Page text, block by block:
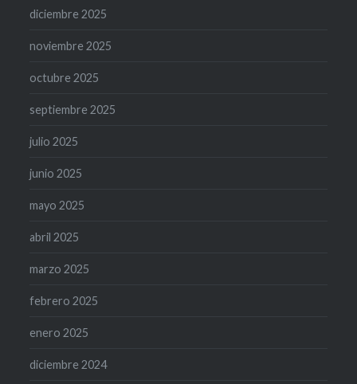
diciembre 2025
noviembre 2025
octubre 2025
septiembre 2025
julio 2025
junio 2025
mayo 2025
abril 2025
marzo 2025
febrero 2025
enero 2025
diciembre 2024